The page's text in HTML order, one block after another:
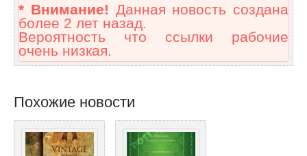
* Внимание! Данная новость создана
более 2 лет назад.
Вероятность что ссылки рабочие
очень низкая.
Похожие новости